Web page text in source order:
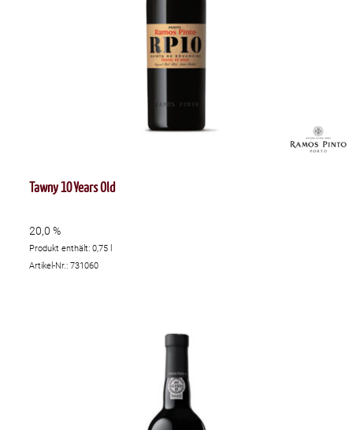
Tawny 10 Years Old
20,0 %
Produkt enthält: 0,75
Artikel-Nr.: 731060